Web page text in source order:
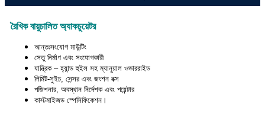
রৈখিক বায়ুচালিত অ্যাকচুয়েটর
আন্তঃসংযোগ মাউন্টিং
সেতু নির্মাণ এবং সংযোগকারী
যান্ত্রিক – হ্যান্ড হুইল সহ ম্যানুয়াল ওভাররাইড
লিমিট-সুইচ, সেন্সর এবং জংশন বক্স
পজিশনার, অবস্থান নির্দেশক এবং পয়েন্টার
কাস্টমাইজড স্পেসিফিকেশন।